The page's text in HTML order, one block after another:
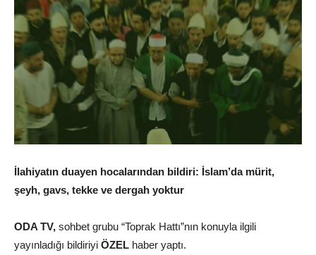
İlahiyatın duayen hocalarından bildiri: İslam’da mürit,
şeyh, gavs, tekke ve dergah yoktur
ODA TV, sohbet grubu “Toprak Hattı”nın konuyla ilgili
yayınladığı bildiriyi ÖZEL haber yaptı.